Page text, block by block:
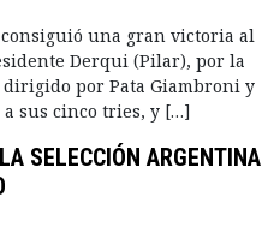
una gran victoria al
Derqui (Pilar), por la
dirigido por Pata Giambroni y
sus cinco tries, y […]
SELECCIÓN ARGENTINA